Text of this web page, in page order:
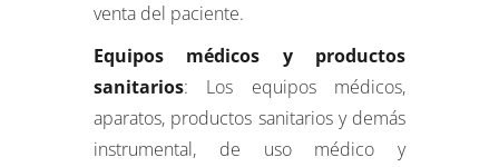
venta del paciente.
Equipos médicos y productos
sanitarios: Los equipos médicos,
aparatos, productos sanitarios y demás
instrumental, de uso médico y